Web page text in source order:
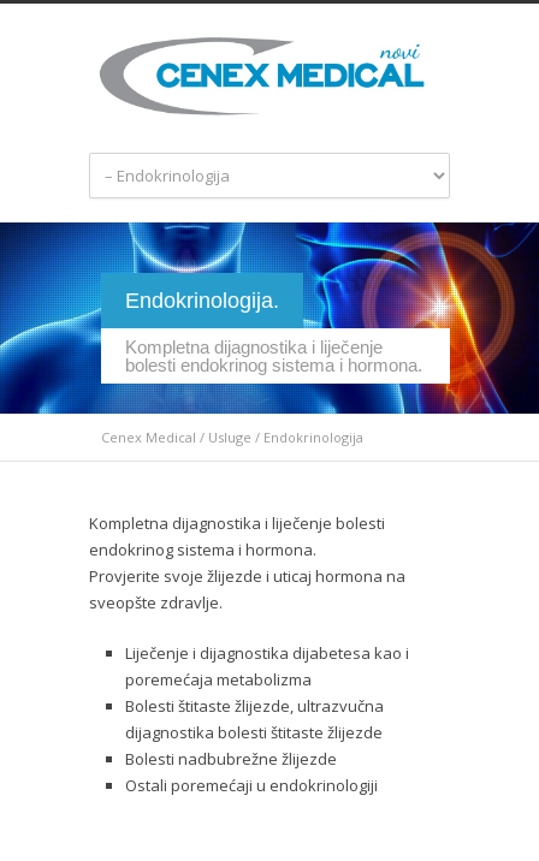
Endokrinologija.
Kompletna dijagnostika i liječenje
bolesti endokrinog sistema i hormona.
Cenex Medical / Usluge / Endokrinologija
Kompletna dijagnostika i liječenje bolesti
endokrinog sistema i hormona.
Provjerite svoje žlijezde i uticaj hormona na
sveopšte zdravlje.
Liječenje i dijagnostika dijabetesa kao i
poremećaja metabolizma
Bolesti štitaste žlijezde, ultrazvučna
dijagnostika bolesti štitaste žlijezde
Bolesti nadbubrežne žlijezde
Ostali poremećaji u endokrinologiji